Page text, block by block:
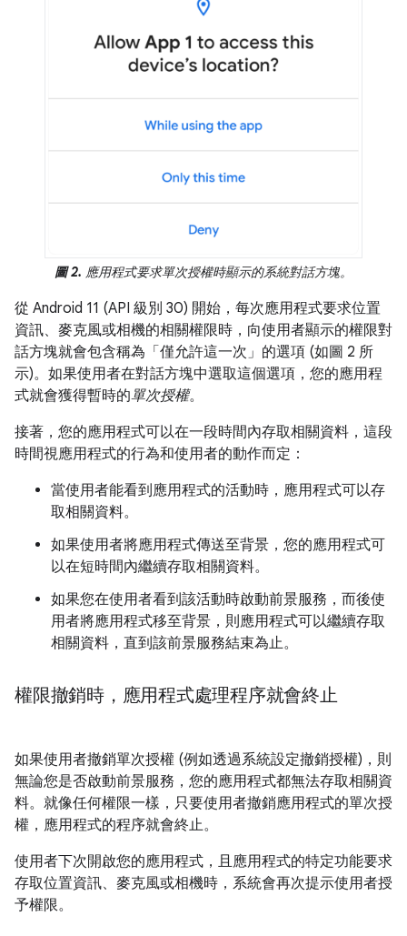
圖 2. 應用程式要求單次授權時顯示的系統對話方塊。
從 Android 11 (API 級別 30) 開始，每次應用程式要求位置
資訊、麥克風或相機的相關權限時，向使用者顯示的權限對
話方塊就會包含稱為 「僅允許這一次」的選項 (如圖 2 所
示)。如果使用者在對話方塊中選取這個選項，您的應用程
式就會獲得暫時的單次授權。
接著，您的應用程式可以在一段時間內存取相關資料，這段
時間視應用程式的行為和使用者的動作而定：
當使用者能看到應用程式的活動時，應用程式可以存
取相關資料。
如果使用者將應用程式傳送至背景，您的應用程式可
以在短時間內繼續存取相關資料。
如果您在使用者看到該活動時啟動前景服務，而後使
用者將應用程式移至背景，則應用程式可以繼續存取
相關資料，直到該前景服務結束為止。
權限撤銷時，應用程式處理程序就會終止
如果使用者撤銷單次授權 (例如透過系統設定撤銷授權)，則
無論您是否啟動前景服務，您的應用程式都無法存取相關資
料。就像任何權限一樣，只要使用者撤銷應用程式的單次授
權，應用程式的程序就會終止。
使用者下次開啟您的應用程式，且應用程式的特定功能要求
存取位置資訊、麥克風或相機時，系統會再次提示使用者授
予權限。